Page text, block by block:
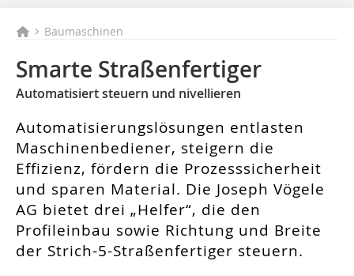
Baumaschinen
Smarte Straßenfertiger
Automatisiert steuern und nivellieren
Automatisierungslösungen entlasten
Maschinenbediener, steigern die
Effizienz, fördern die Prozesssicherheit
und sparen Material. Die Joseph Vögele
AG bietet drei „Helfer“, die den
Profileinbau sowie Richtung und Breite
der Strich-5-Straßenfertiger steuern.